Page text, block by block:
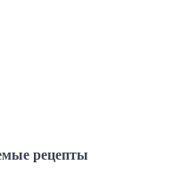
рецепты